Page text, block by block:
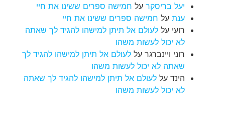
יעל בריסקר על חמישה ספרים ששינו את חיי
ענת על חמישה ספרים ששינו את חיי
רועי על לעולם אל תיתן למישהו להגיד לך שאתה
לא יכול לעשות משהו
רוני ויינברגר על לעולם אל תיתן למישהו להגיד לך
שאתה לא יכול לעשות משהו
הינד על לעולם אל תיתן למישהו להגיד לך שאתה
לא יכול לעשות משהו